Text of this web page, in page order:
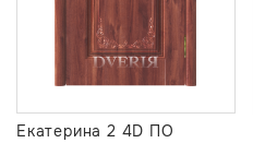
Екатерина 2 4D ПО